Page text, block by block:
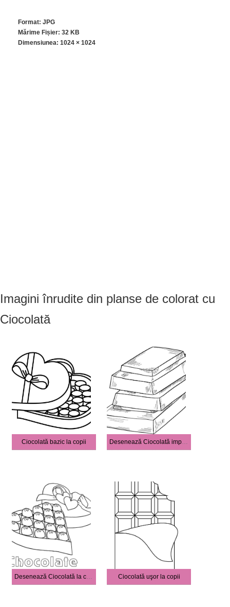
Format: JPG
Mărime Fișier: 32 KB
Dimensiunea: 1024 × 1024
Imagini înrudite din planse de colorat cu
Ciocolată
Ciocolată bazic la copii Desenează Ciocolată imprimabil pentru copii
Desenează Ciocolată la copii Ciocolată uşor la copii